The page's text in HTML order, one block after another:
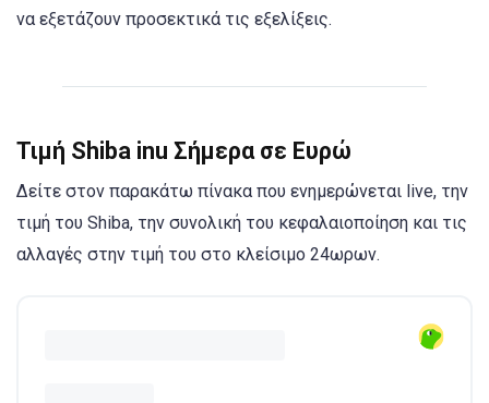
να εξετάζουν προσεκτικά τις εξελίξεις.
Τιμή Shiba inu Σήμερα σε Ευρώ
Δείτε στον παρακάτω πίνακα που ενημερώνεται live, την
τιμή του Shiba, την συνολική του κεφαλαιοποίηση και τις
αλλαγές στην τιμή του στο κλείσιμο 24ωρων.